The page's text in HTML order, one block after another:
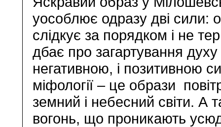
уособлює одразу дві сили:
слідкує за порядком і не
дбає про загартування
негативною, і позитивною
міфології – це образи
земний і небесний світи. А
вогонь, що проникають